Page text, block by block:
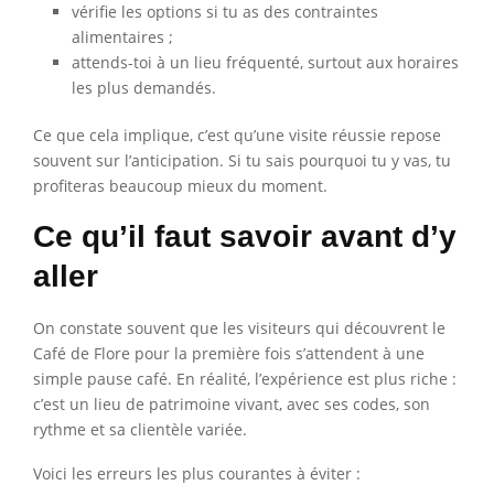
vérifie les options si tu as des contraintes
alimentaires ;
attends-toi à un lieu fréquenté, surtout aux horaires
les plus demandés.
Ce que cela implique, c’est qu’une visite réussie repose
souvent sur l’anticipation. Si tu sais pourquoi tu y vas, tu
profiteras beaucoup mieux du moment.
Ce qu’il faut savoir avant d’y
aller
On constate souvent que les visiteurs qui découvrent le
Café de Flore pour la première fois s’attendent à une
simple pause café. En réalité, l’expérience est plus riche :
c’est un lieu de patrimoine vivant, avec ses codes, son
rythme et sa clientèle variée.
Voici les erreurs les plus courantes à éviter :